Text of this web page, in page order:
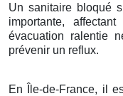
Un sanitaire bloqué
importante,
évacuation ralentie
prévenir un reflux.
En Île-de-France, il